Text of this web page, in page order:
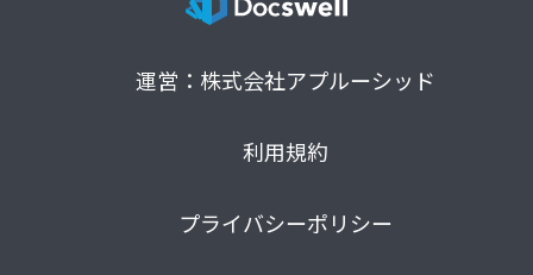
運営：株式会社アプルーシッド
利用規約
プライバシーポリシー